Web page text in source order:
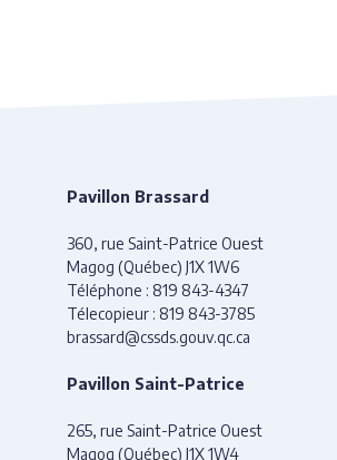
Pavillon Brassard
360, rue Saint-Patrice Ouest
Magog (Québec) J1X 1W6
Téléphone : 819 843-4347
Télecopieur : 819 843-3785
brassard@cssds.gouv.qc.ca
Pavillon Saint-Patrice
265, rue Saint-Patrice Ouest
Magog (Québec) J1X 1W4